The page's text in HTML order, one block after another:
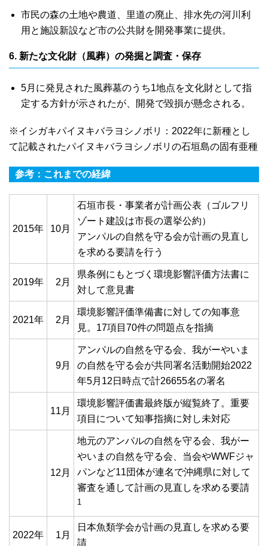
市民の森の土地や農道、里道の廃止、排水先の河川利
用と施設新設など市の公共財を開発事業に提供。
6. 新たな文化財（風葬）の発掘と調査・保存
5月に発見された風葬墓のうち1地点を文化財として指
定する方針が示されたが、開発で毀損が懸念される。
※イシガキパイヌキバラヨシノボリ：2022年に新種とし
て記載されたパイヌキバラヨシノボリの石垣島の固有亜種
参考：これまでの経緯
2015年 10月
石垣市長・事業者が計画公表（ゴルフリ
ゾート建設は市長の選挙公約）
アンパルの自然を守る会が計画の見直し
を求める要請を行う
2019年 2月
県条例にもとづく環境影響評価方法書に
対して意見書
2021年 2月
環境影響評価準備書に対しての知事意
見。17項目70件の問題点を指摘
9月
アンパルの自然を守る会、我がーやいま
の自然を守る会が共同署名活動開始2022
年5月12日時点で計26655名の署名
11月
環境影響評価書最終版が縦覧終了。重要
項目について知事指摘に対し未対応
12月
地元のアンパルの自然を守る会、我がー
やいまの自然を守る会、当会やWWFジャ
パンなど11団体が連名で沖縄県に対して
審査を通して計画の見直しを求める要請
1
2022年 1月
日本魚類学会が計画の見直しを求める要
請